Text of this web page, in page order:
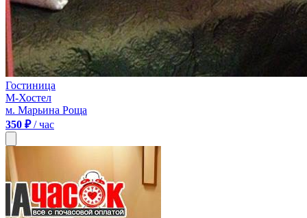
Гостиница
М-Хостел
м. Марьина Роща
350 ₽/ час